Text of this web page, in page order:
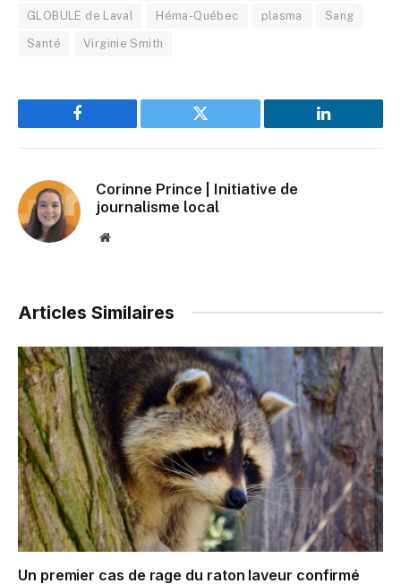
GLOBULE de Laval Héma-Québec plasma Sang
Santé Virginie Smith
Facebook Twitter LinkedIn
Corinne Prince | Initiative de
journalisme local
Website
Articles Similaires
Un premier cas de rage du raton laveur confirmé